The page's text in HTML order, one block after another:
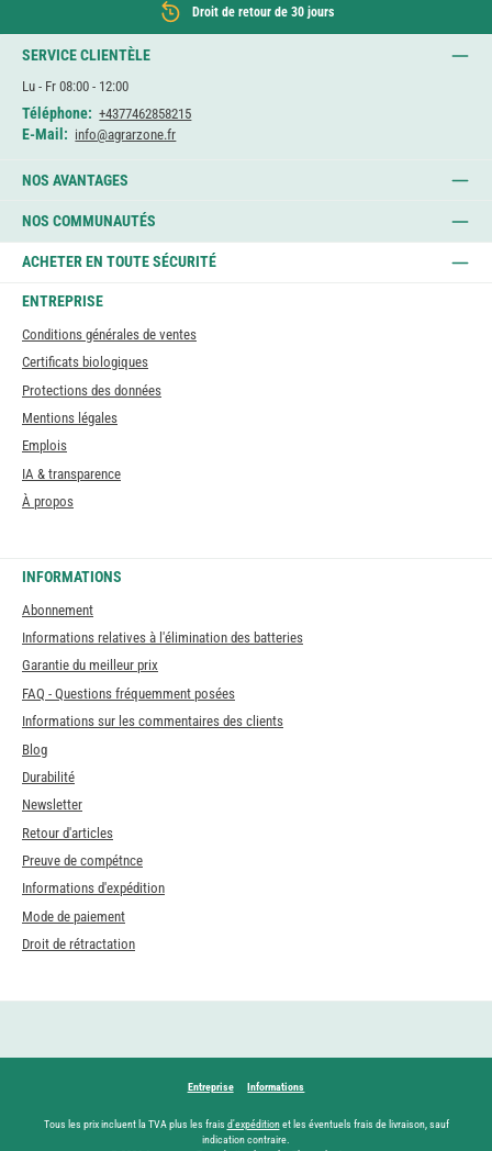
Droit de retour de 30 jours
SERVICE CLIENTÈLE
Lu - Fr 08:00 - 12:00
Téléphone: +4377462858215
E-Mail: info@agrarzone.fr
NOS AVANTAGES
NOS COMMUNAUTÉS
ACHETER EN TOUTE SÉCURITÉ
ENTREPRISE
Conditions générales de ventes
Certificats biologiques
Protections des données
Mentions légales
Emplois
IA & transparence
À propos
INFORMATIONS
Abonnement
Informations relatives à l'élimination des batteries
Garantie du meilleur prix
FAQ - Questions fréquemment posées
Informations sur les commentaires des clients
Blog
Durabilité
Newsletter
Retour d'articles
Preuve de compétnce
Informations d'expédition
Mode de paiement
Droit de rétractation
Entreprise Informations
Tous les prix incluent la TVA plus les frais d'expéditionet les éventuels frais de livraison, sauf
indication contraire.